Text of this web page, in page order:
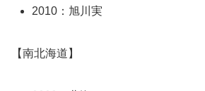
2010：旭川実
【南北海道】